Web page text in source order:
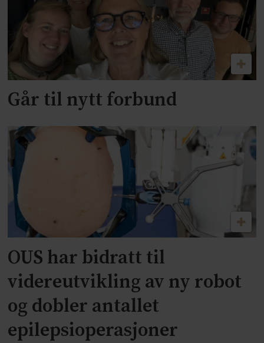
Går til nytt forbund
OUS har bidratt til
videreutvikling av ny robot
og dobler antallet
epilepsioperasjoner